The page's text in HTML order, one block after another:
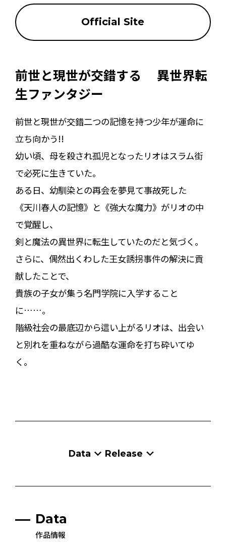
Official Site
前世と現世が交錯する ―― 異世界転
生ファンタジー
前世と現世が交錯――二つの記憶を持つ少年が運命に
立ち向かう!!
幼い頃、母を殺され孤児となったリオはスラム街
で必死に生きていた。
ある日、幼馴染との再会を夢見て事故死した
《天川春人の記憶》と《強大な魔力》がリオの中
で覚醒し、
剣と魔法の異世界に転生していたのだと気づく。
さらに、偶然出くわした王女誘拐事件の解決に貢
献したことで、
貴族の子女が集う名門学院に入学すること
に……。
階級社会の最底辺から這い上がるリオは、出会い
と別れを重ねながら過酷な運命を打ち砕いてゆ
く。
Data Release
Data
作品情報